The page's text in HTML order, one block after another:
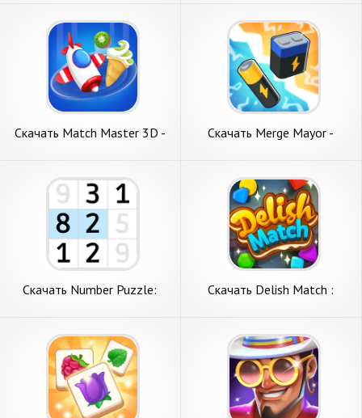
Скачать Match Master 3D -
на Андроид
Скачать Merge Mayor -
Андроид
Скачать Number Puzzle:
Андроид
Скачать Delish Match :
Андроид